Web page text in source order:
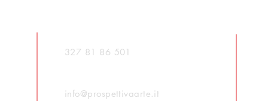
327 81 86 501
info@prospettivaarte.it